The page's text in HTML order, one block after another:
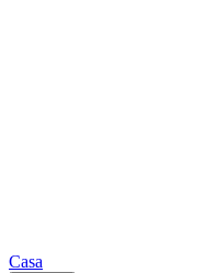
Casa